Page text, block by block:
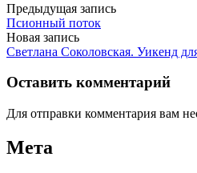
Предыдущая запись
Псионный поток
Новая запись
Cветлана Соколовская. Уикенд
Оставить комментарий
Для отправки комментария вам
Мета